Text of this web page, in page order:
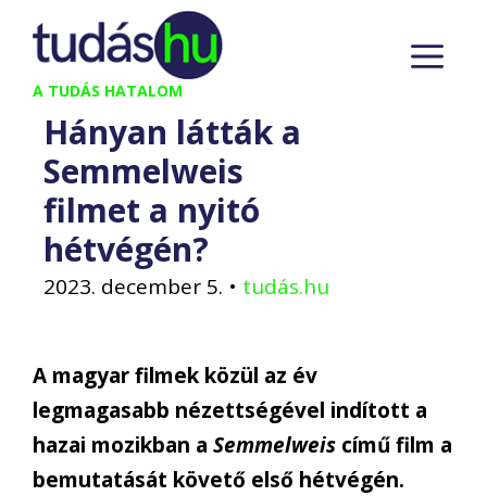
Kilépés
tartalomba
A TUDÁS HATALOM
Hányan látták a
Semmelweis
filmet a nyitó
hétvégén?
2023. december 5. • tudás.hu
A magyar filmek közül az év
legmagasabb nézettségével indított a
hazai mozikban a Semmelweis című film a
bemutatását követő első hétvégén.